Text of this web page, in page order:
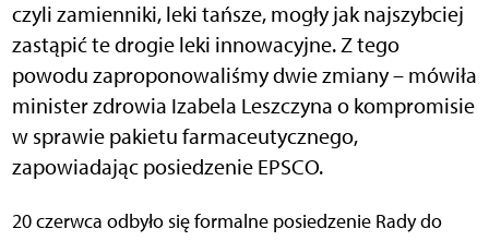
czyli zamienniki, leki tańsze, mogły jak najszybciej
zastąpić te drogie leki innowacyjne. Z tego
powodu zaproponowaliśmy dwie zmiany – mówiła
minister zdrowia Izabela Leszczyna o kompromisie
w sprawie pakietu farmaceutycznego,
zapowiadając posiedzenie EPSCO.
20 czerwca odbyło się formalne posiedzenie Rady do